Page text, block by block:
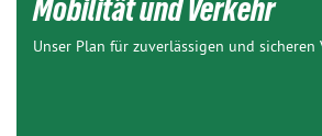
Mobilität und Verkehr
Unser Plan für zuverlässigen und sicheren